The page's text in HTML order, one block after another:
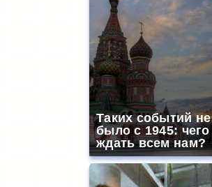
Таких событий не
было с 1945: чего
ждать всем нам?